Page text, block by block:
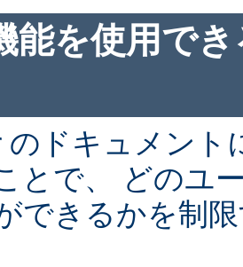
能を使用で
のドキュメント
とで、 どのユ
できるかを制